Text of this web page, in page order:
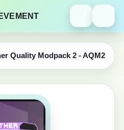
Quality Modpack 2 - AQM2